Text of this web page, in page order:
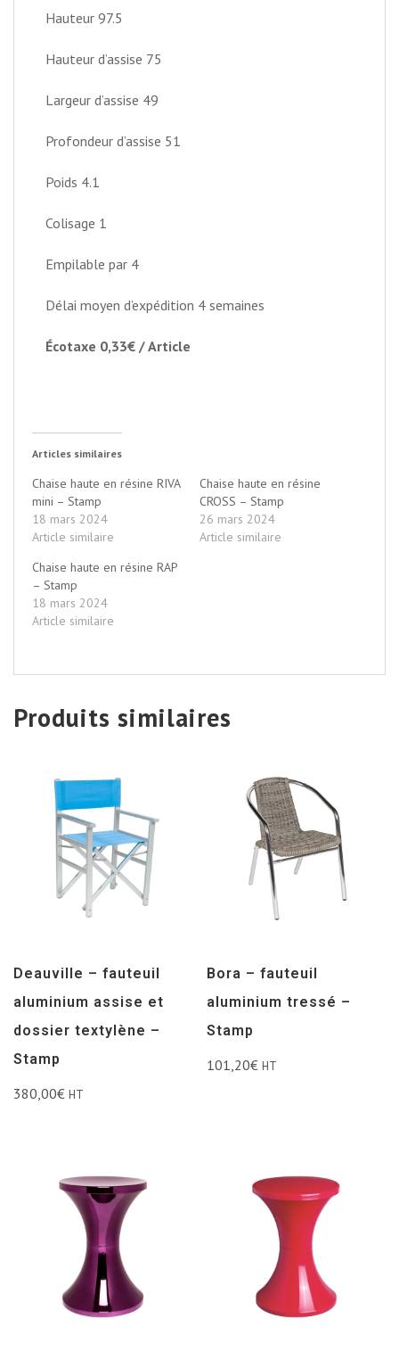
Hauteur 97.5
Hauteur d’assise 75
Largeur d’assise 49
Profondeur d’assise 51
Poids 4.1
Colisage 1
Empilable par 4
Délai moyen d’expédition 4 semaines
Écotaxe 0,33€ / Article
Articles similaires
Chaise haute en résine RIVA
mini – Stamp
18 mars 2024
Article similaire
Chaise haute en résine
CROSS – Stamp
26 mars 2024
Article similaire
Chaise haute en résine RAP
– Stamp
18 mars 2024
Article similaire
Produits similaires
Deauville – fauteuil
aluminium assise et
dossier textylène –
Stamp
380,00€ HT
Bora – fauteuil
aluminium tressé –
Stamp
101,20€ HT